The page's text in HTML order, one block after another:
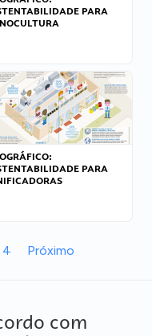
PARA
PARA
4 Próximo
com